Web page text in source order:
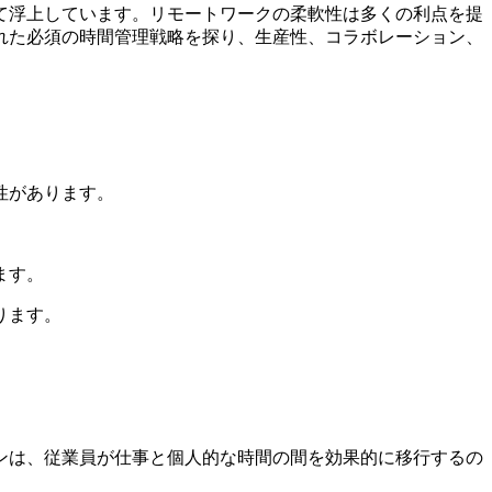
上しています。リモートワークの柔軟性は多くの利点を提
必須の時間管理戦略を探り、生産性、コラボレーション、
あります。
。
す。
、従業員が仕事と個人的な時間の間を効果的に移行するの